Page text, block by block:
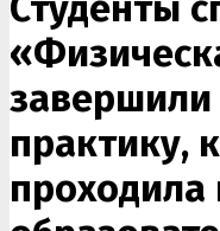
практику,
проходила